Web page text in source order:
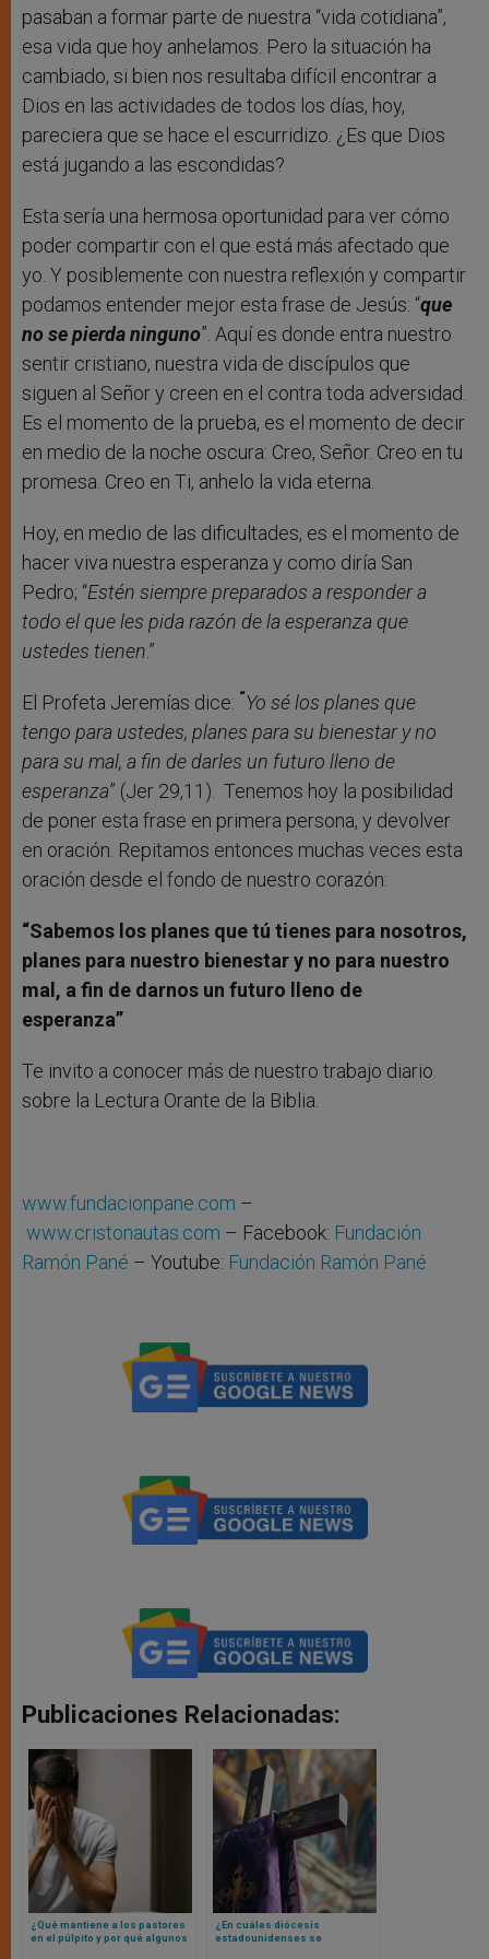
pasaban a formar parte de nuestra “vida cotidiana”,
esa vida que hoy anhelamos. Pero la situación ha
cambiado, si bien nos resultaba difícil encontrar a
Dios en las actividades de todos los días, hoy,
pareciera que se hace el escurridizo. ¿Es que Dios
está jugando a las escondidas?
Esta sería una hermosa oportunidad para ver cómo
poder compartir con el que está más afectado que
yo. Y posiblemente con nuestra reflexión y compartir
podamos entender mejor esta frase de Jesús: “que
no se pierda ninguno”. Aquí es donde entra nuestro
sentir cristiano, nuestra vida de discípulos que
siguen al Señor y creen en el contra toda adversidad.
Es el momento de la prueba, es el momento de decir
en medio de la noche oscura: Creo, Señor. Creo en tu
promesa. Creo en Ti, anhelo la vida eterna.
Hoy, en medio de las dificultades, es el momento de
hacer viva nuestra esperanza y como diría San
Pedro; “Estén siempre preparados a responder a
todo el que les pida razón de la esperanza que
ustedes tienen.”
El Profeta Jeremías dice: “Yo sé los planes que
tengo para ustedes, planes para su bienestar y no
para su mal, a fin de darles un futuro lleno de
esperanza” (Jer 29,11). Tenemos hoy la posibilidad
de poner esta frase en primera persona, y devolver
en oración. Repitamos entonces muchas veces esta
oración desde el fondo de nuestro corazón:
“Sabemos los planes que tú tienes para nosotros,
planes para nuestro bienestar y no para nuestro
mal, a fin de darnos un futuro lleno de
esperanza”
Te invito a conocer más de nuestro trabajo diario
sobre la Lectura Orante de la Biblia.
www.fundacionpane.com –
www.cristonautas.com – Facebook: Fundación
Ramón Pané – Youtube: Fundación Ramón Pané
Publicaciones Relacionadas:
¿Qué mantiene a los pastores
en el púlpito y por qué algunos
¿En cuáles diócesis
estadounidenses se